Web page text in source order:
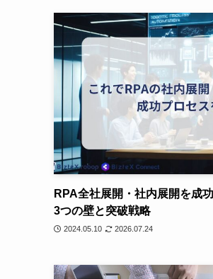
RPA全社展開・社内展開を成
3つの壁と突破戦略
2024.05.10 2026.07.24